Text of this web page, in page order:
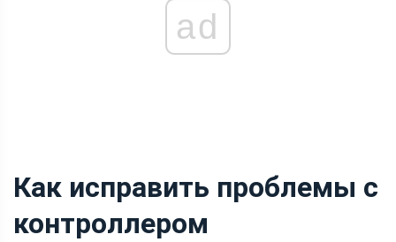
ad
Как исправить проблемы с
контроллером